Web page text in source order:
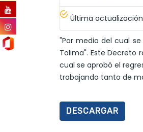
Última actualización
"Por medio del cual
Tolima". Este Decreto
cual se aprobó el
trabajando tanto de
DESCARGAR